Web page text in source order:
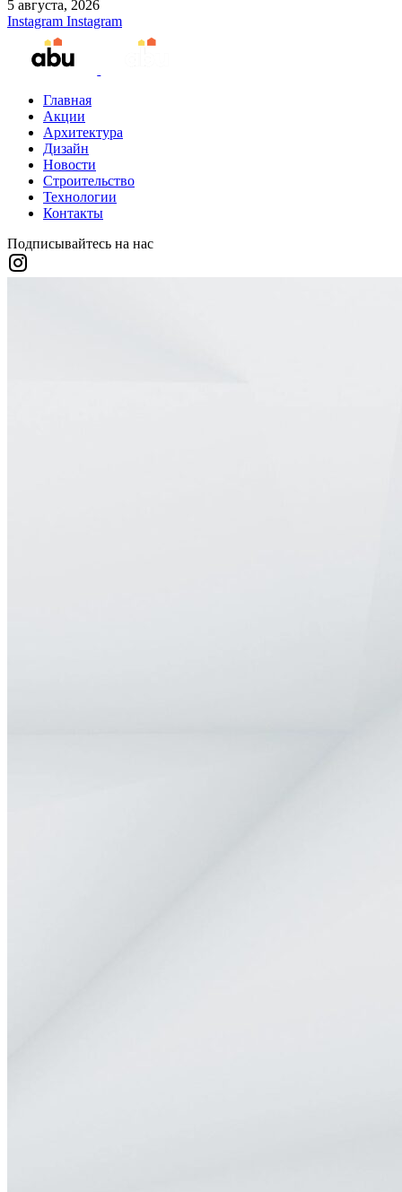
5 августа, 2026
Instagram Instagram
Главная
Акции
Архитектура
Дизайн
Новости
Строительство
Технологии
Контакты
Подписывайтесь на нас